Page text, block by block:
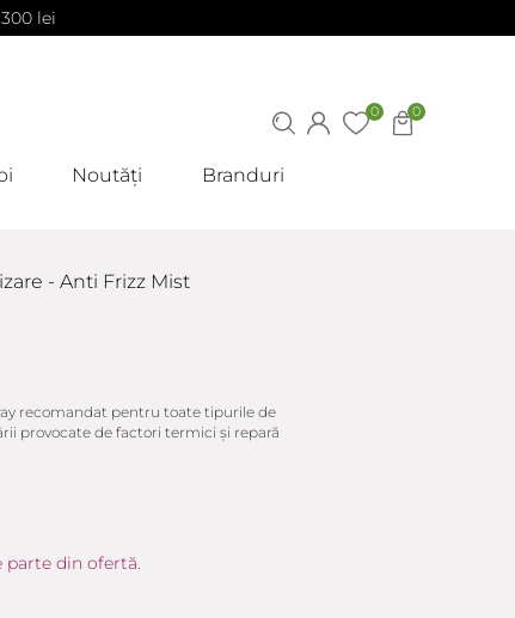
lei
0
0
Noutăți Branduri
- Anti Frizz Mist
recomandat pentru toate tipurile de
provocate de factori termici și repară
parte din ofertă.